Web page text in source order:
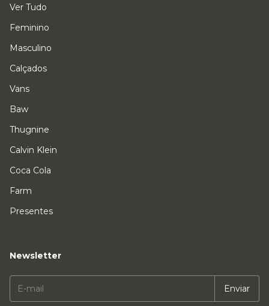
Ver Tudo
Feminino
Masculino
Calçados
Vans
Baw
Thugnine
Calvin Klein
Coca Cola
Farm
Presentes
Newsletter